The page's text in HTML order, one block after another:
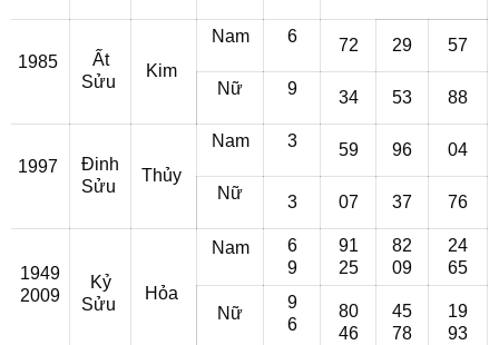
1985
Ất
Sửu
Kim
Nam 6 72 29 57
Nữ 9 34 53 88
1997
Đinh
Sửu
Thủy
Nam 3 59 96 04
Nữ 3 07 37 76
1949
2009
Kỷ
Sửu
Hỏa
Nam
6
9
91
25
82
09
24
65
Nữ
9
6
80
46
45
78
19
93